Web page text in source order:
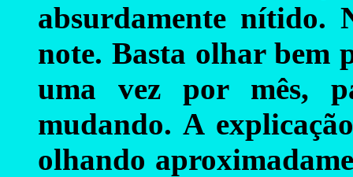
absurdamente nítido.
note. Basta olhar bem
uma vez por mês,
mudando. A
olhando